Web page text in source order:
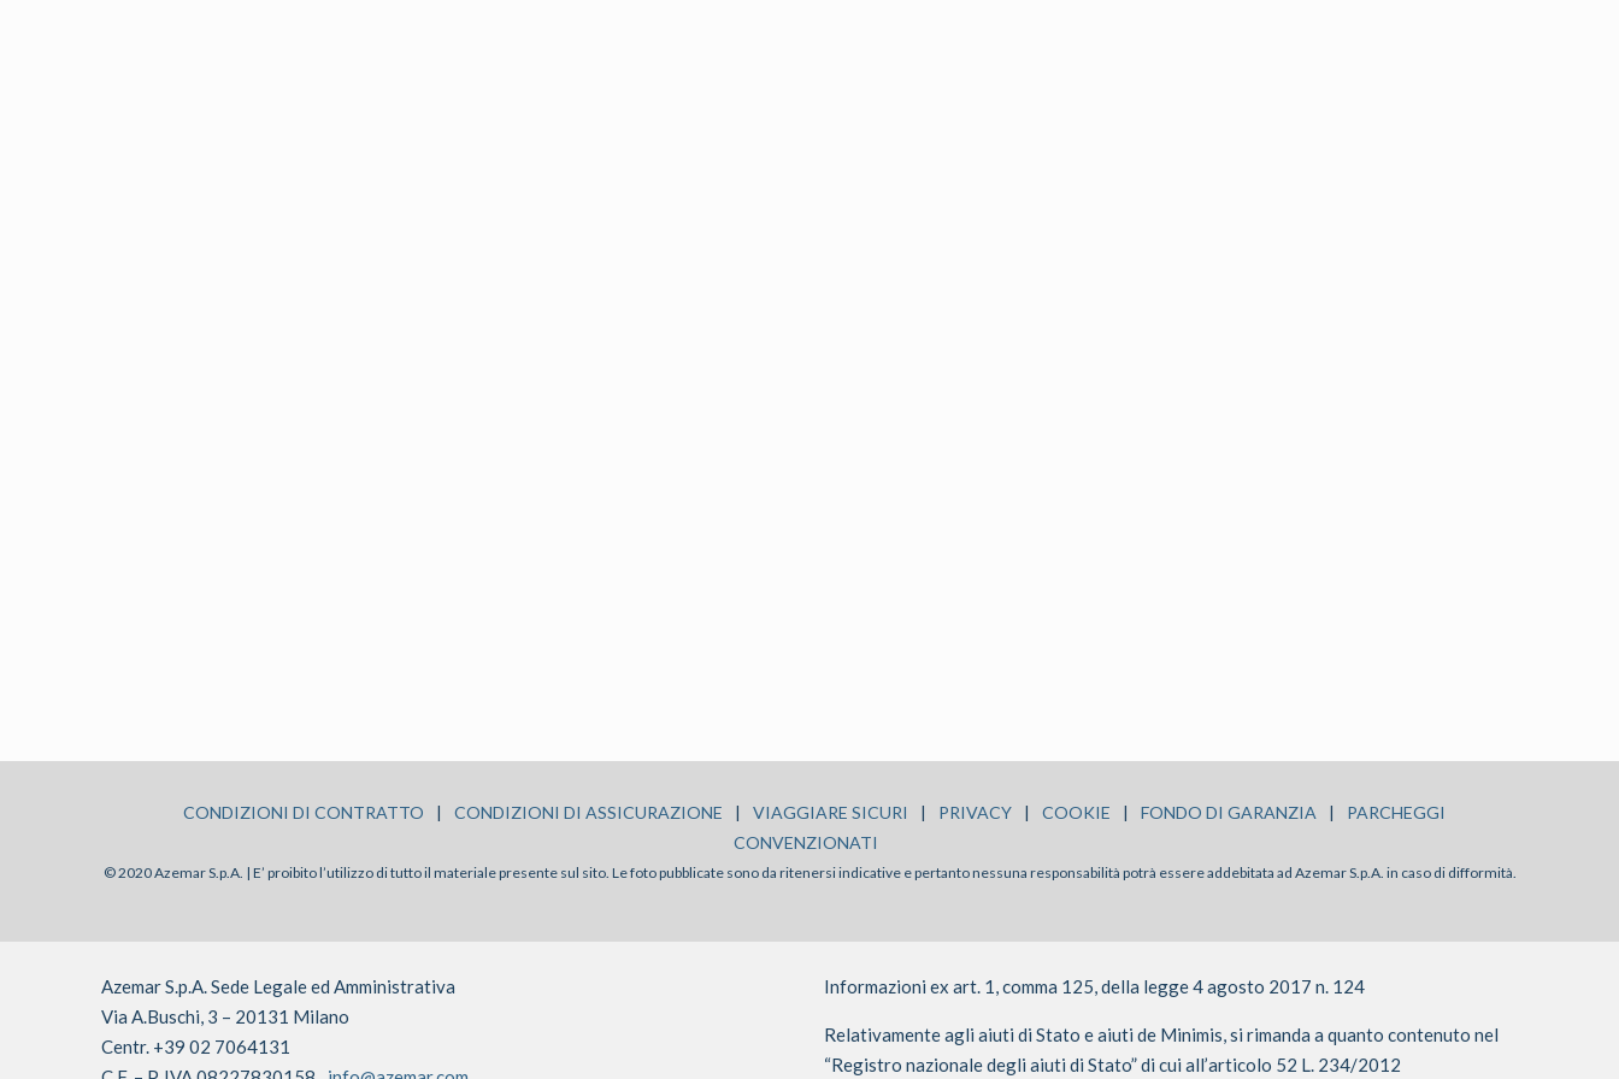
CONDIZIONI DI CONTRATTO | CONDIZIONI DI ASSICURAZIONE | VIAGGIARE SICURI | PRIVACY | COOKIE | FONDO DI GARANZIA |
PARCHEGGI
CONVENZIONATI
© 2020 Azemar S.p.A. | E’ proibito l’utilizzo di tutto il materiale presente sul sito. Le foto pubblicate sono da ritenersi indicative e pertanto nessuna responsabilità potrà essere addebitata ad Azemar S.p.A. in caso di difformità.
Azemar S.p.A. Sede Legale ed Amministrativa
Via A.Buschi, 3 – 20131 Milano
Centr. +39 02 7064131
Informazioni ex art. 1, comma 125, della legge 4 agosto 2017 n. 124
Relativamente agli aiuti di Stato e aiuti de Minimis, si rimanda a quanto contenuto nel
“Registro nazionale degli aiuti di Stato” di cui all’articolo 52 L. 234/2012